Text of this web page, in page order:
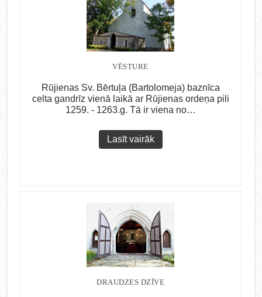
VĒSTURE
Rūjienas Sv. Bērtuļa (Bartolomeja) baznīca
celta gandrīz vienā laikā ar Rūjienas ordeņa pili
1259. - 1263.g. Tā ir viena no…
Lasīt vairāk
DRAUDZES DZĪVE